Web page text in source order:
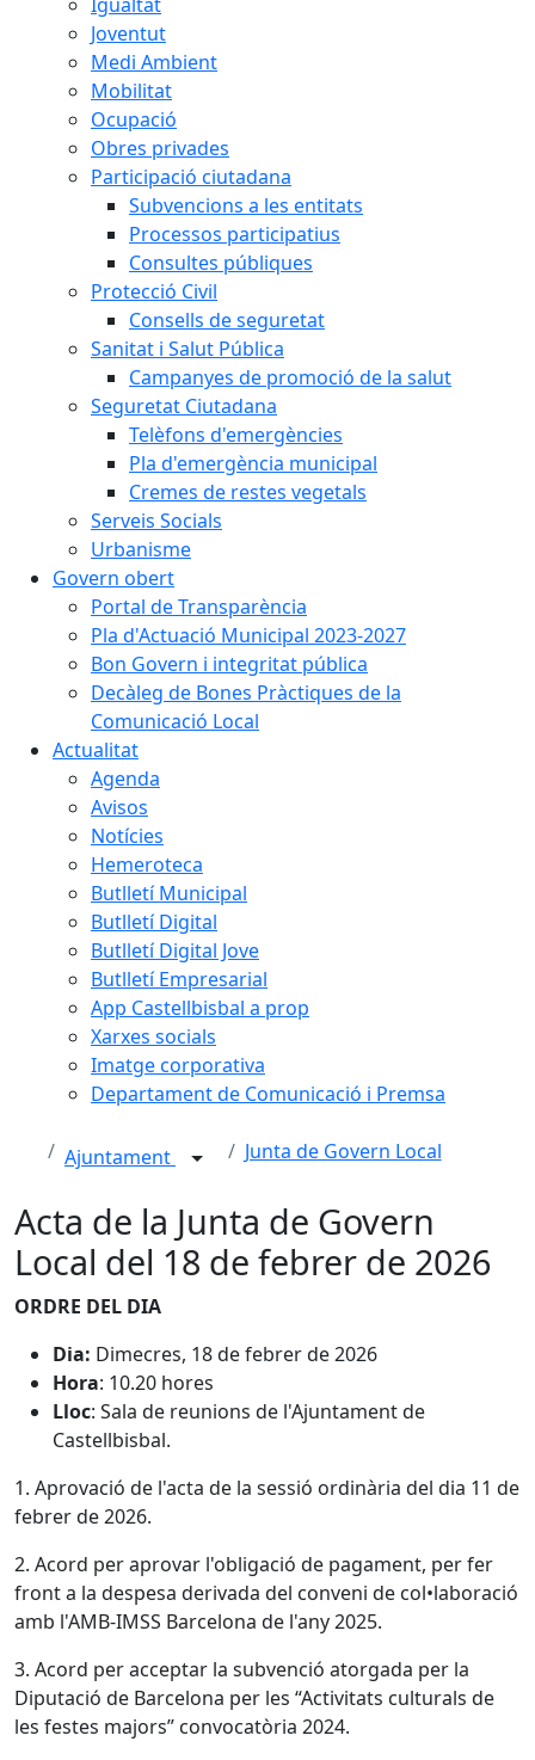
Joventut
Medi Ambient
Mobilitat
Ocupació
Obres privades
Participació ciutadana
Subvencions a les entitats
Processos participatius
Consultes públiques
Protecció Civil
Consells de seguretat
Sanitat i Salut Pública
Campanyes de promoció de la salut
Seguretat Ciutadana
Telèfons d'emergències
Pla d'emergència municipal
Cremes de restes vegetals
Serveis Socials
Urbanisme
Govern obert
Portal de Transparència
Pla d'Actuació Municipal 2023-2027
Bon Govern i integritat pública
Decàleg de Bones Pràctiques de la
Comunicació Local
Actualitat
Agenda
Avisos
Notícies
Hemeroteca
Butlletí Municipal
Butlletí Digital
Butlletí Digital Jove
Butlletí Empresarial
App Castellbisbal a prop
Xarxes socials
Imatge corporativa
Departament de Comunicació i Premsa
Ajuntament Junta de Govern Local
Acta de la Junta de Govern
Local del 18 de febrer de 2026
ORDRE DEL DIA
Dia: Dimecres, 18 de febrer de 2026
Hora: 10.20 hores
Lloc: Sala de reunions de l'Ajuntament de
Castellbisbal.
1. Aprovació de l'acta de la sessió ordinària del dia 11 de
febrer de 2026.
2. Acord per aprovar l'obligació de pagament, per fer
front a la despesa derivada del conveni de col•laboració
amb l'AMB-IMSS Barcelona de l'any 2025.
3. Acord per acceptar la subvenció atorgada per la
Diputació de Barcelona per les “Activitats culturals de
les festes majors” convocatòria 2024.